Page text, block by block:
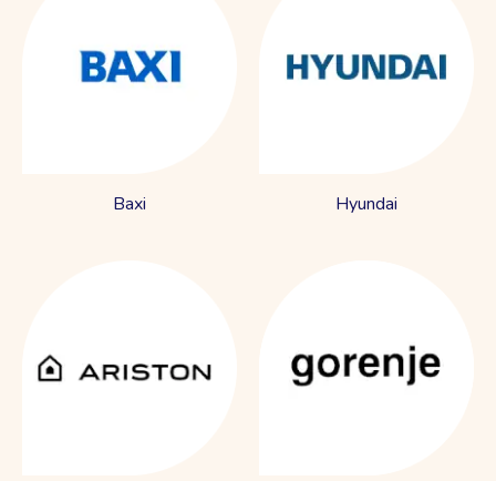
Baxi Hyundai